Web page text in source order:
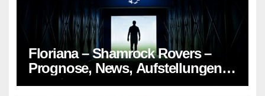
Floriana – Shamrock Rovers –
Prognose, News, Aufstellungen &
Tipp